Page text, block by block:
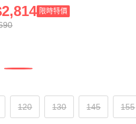
限時特價
120 130 145 155